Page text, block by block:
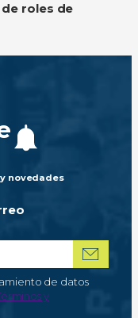
roles de
novedades
personalesde datos
obligatorio
y